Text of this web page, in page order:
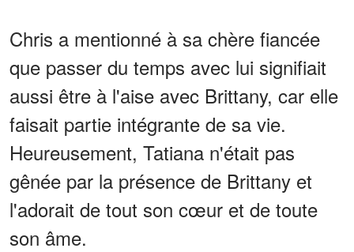
Chris a mentionné à sa chère fiancée
que passer du temps avec lui signifiait
aussi être à l'aise avec Brittany, car elle
faisait partie intégrante de sa vie.
Heureusement, Tatiana n'était pas
gênée par la présence de Brittany et
l'adorait de tout son cœur et de toute
son âme.